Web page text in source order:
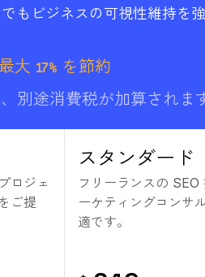
もビジネスの可視性維持を
最大 17% を節約
別途消費税が加算されま
ロジェ
ご提
スタンダード
フリーランスの SEO
ーケティングコンサ
適です。